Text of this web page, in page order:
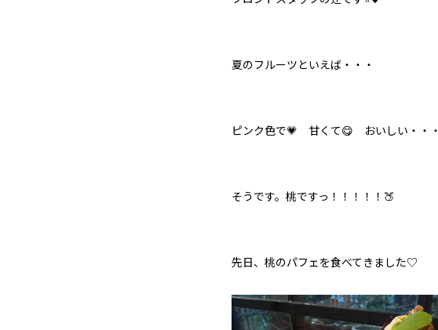
夏のフルーツといえば・・・
ピンク色で💗 甘くて😋 おいしい・・・
そうです。桃ですっ！！！！！🍑
先日、桃のパフェを食べてきました♡